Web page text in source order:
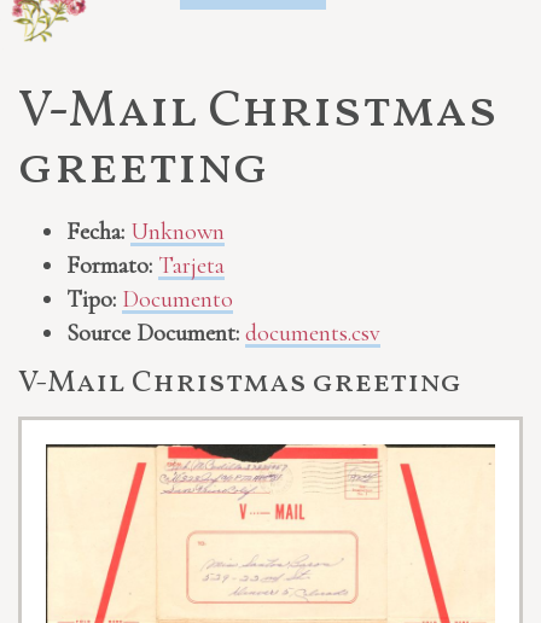
V-Mail Christmas
greeting
Fecha: Unknown
Formato: Tarjeta
Tipo: Documento
Source Document: documents.csv
V-Mail Christmas greeting